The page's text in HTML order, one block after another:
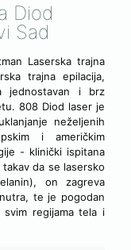
Diod
Sad
Laserska trajna
trajna epilacija,
jednostavan i brz
808 Diod laser je
neželjenih
i američkim
- klinički ispitana
da se lasersko
on zagreva
te je pogodan
svim regijama tela i